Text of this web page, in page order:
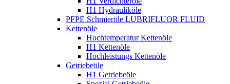
H1 Hydrauliköle
PFPE Schmieröle LUBRIFLUOR FLUID
Kettenöle
Hochtemperatur Kettenöle
H1 Kettenöle
Hochleistungs Kettenöle
Getriebeöle
H1 Getriebeöle